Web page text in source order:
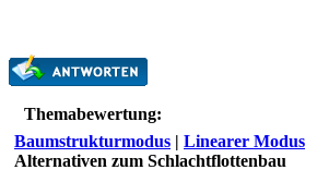
Themabewertung:
Baumstrukturmodus | Linearer Modus
Alternativen zum Schlachtflottenbau